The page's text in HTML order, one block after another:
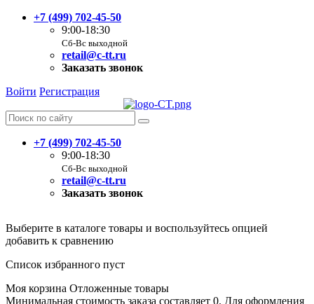
+7 (499) 702-45-50
9:00-18:30
Сб-Вс выходной
retail@c-tt.ru
Заказать звонок
Войти Регистрация
+7 (499) 702-45-50
9:00-18:30
Сб-Вс выходной
retail@c-tt.ru
Заказать звонок
Выберите в каталоге товары и воспользуйтесь опцией
добавить к сравнению
Список избранного пуст
Моя корзина Отложенные товары
Минимальная стоимость заказа составляет 0. Для оформления